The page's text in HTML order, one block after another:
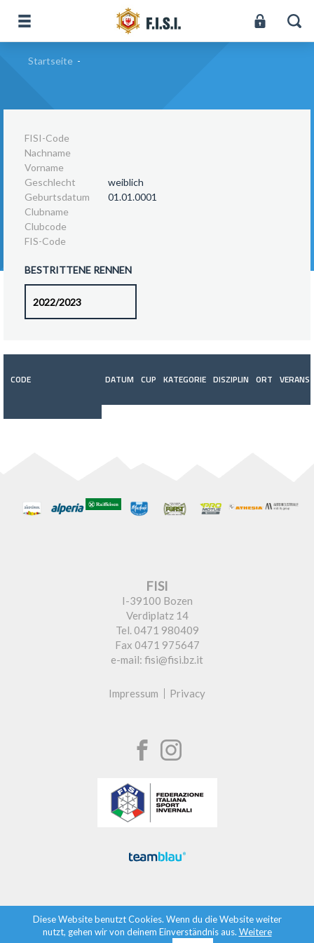
Startseite -
FISI-Code
Nachname
Vorname
Geschlecht
weiblich
Geburtsdatum
01.01.0001
Clubname
Clubcode
FIS-Code
BESTRITTENE RENNEN
CODE DATUM CUP KATEGORIE DISZIPLIN ORT
FISI
I-39100 Bozen
Verdiplatz 14
Tel. 0471 980409
Fax 0471 975647
e-mail: fisi@fisi.bz.it
Impressum Privacy
Diese Website benutzt Cookies. Wenn du die Website weiter
nutzt, gehen wir von deinem Einverständnis aus. Weitere